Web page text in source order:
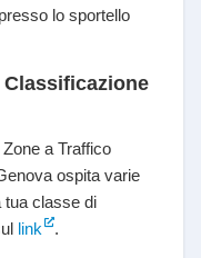
lo sportello
a Traffico
ospita varie
tua classe di
link .